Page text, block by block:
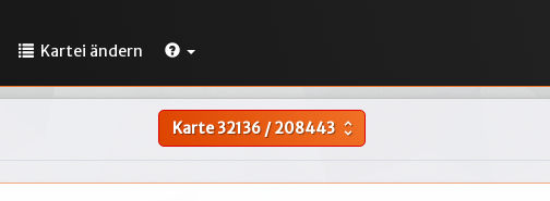
Kartei ändern
Karte32136/208443 unfold_more